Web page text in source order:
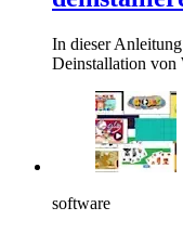
In dieser
Deinstallation von
software